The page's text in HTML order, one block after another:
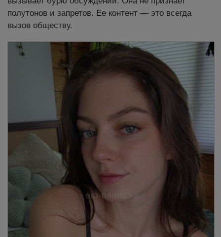
полутонов и запретов. Ее контент — это всегда
вызов обществу.